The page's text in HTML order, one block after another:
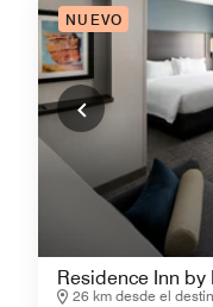
NUEVO
Residence Inn
26 km desde el